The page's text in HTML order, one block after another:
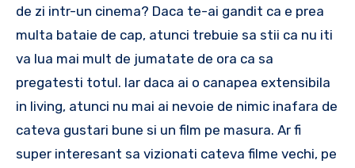
de zi intr-un cinema? Daca te-ai gandit ca e prea
multa bataie de cap, atunci trebuie sa stii ca nu iti
va lua mai mult de jumatate de ora ca sa
pregatesti totul. Iar daca ai o canapea extensibila
in living, atunci nu mai ai nevoie de nimic inafara de
cateva gustari bune si un film pe masura. Ar fi
super interesant sa vizionati cateva filme vechi, pe